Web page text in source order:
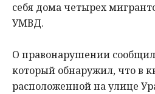
себя домачетырех
УМВД.
О правонарушении сообщил
который обнаружил,чтов
расположеннойнаулице